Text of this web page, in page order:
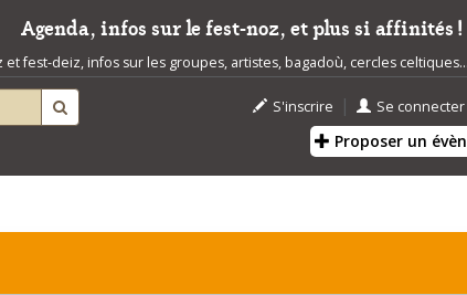
Agenda, infos sur le fest-noz, et plus si affinités !
fest-deiz, infos sur les groupes, artistes, bagadoù, cercles celtiques...
S'inscrire | Se connecter
Proposer un